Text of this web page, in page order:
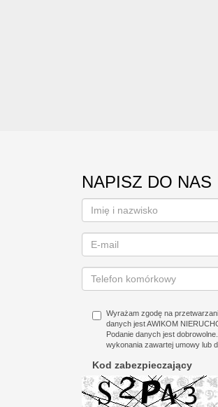
NAPISZ DO NAS
Wyrażam zgodę na
danych jest AWIKOM
Podanie danych jest
wykonania zawartej umowy lub
Kod zabezpieczający